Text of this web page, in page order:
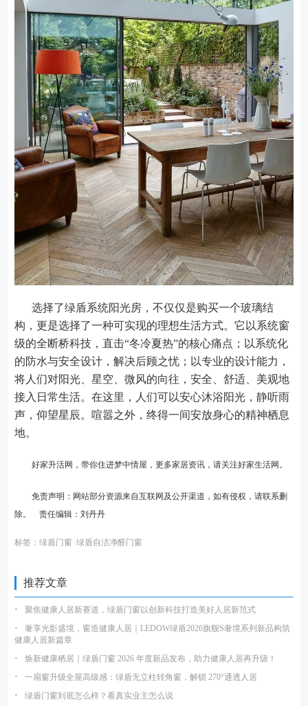
选择了绿盾系统阳光房，不仅仅是购买一个玻璃结
构，更是选择了一种可实现的理想生活方式。它以系统窗
级的全断桥科技，直击“冬冷夏热”的核心痛点；以系统化
的防水与安全设计，解决后顾之忧；以专业的设计能力，
将人们对阳光、星空、微风的向往，安全、舒适、美观地
接入日常生活。在这里，人们可以安心沐浴阳光，静听雨
声，仰望星辰。喧嚣之外，终得一间安放身心的精神栖息
地。
好家升活网，带你住进梦中情屋，更多家居资讯，请关注好家生活网 。
免责声明：网站部分资源来自互联网及公开渠道，如有侵权，请联系删
除。 责任编辑：刘丹丹
标签：绿盾门窗 绿盾自洁净醛门窗
推荐文章
· 聚焦健康人居新赛道，绿盾门窗以创新科技打造美好人居新范式
·
奢享光影盛境，窗造健康人居｜LEDOW绿盾2026旗舰S奢境系列新品构筑
健康人居新篇章
· 焕新健康栖居｜绿盾门窗 2026 年度新品发布，助力健康人居再升级！
· 一扇窗升级全屋高级感：绿盾无立柱转角窗，解锁 270°通透人居
· 绿盾门窗到底怎么样？看真实业主怎么说